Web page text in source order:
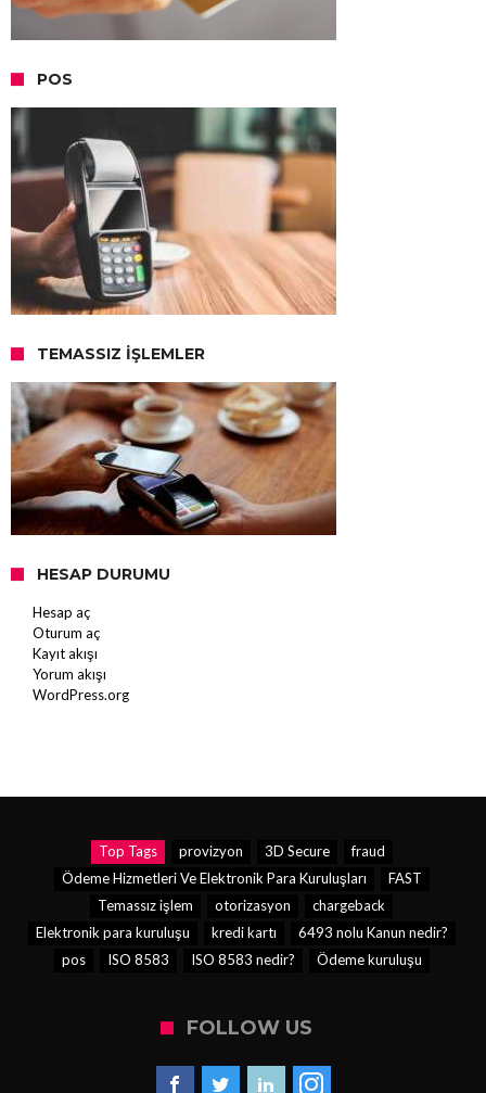
POS
TEMASSIZ İŞLEMLER
HESAP DURUMU
Hesap aç
Oturum aç
Kayıt akışı
Yorum akışı
WordPress.org
Top Tags provizyon 3D Secure
fraud
Ödeme Hizmetleri Ve Elektronik Para Kuruluşları
FAST
Temassız işlem
otorizasyon
chargeback
Elektronik para kuruluşu
kredi kartı
6493 nolu Kanun nedir?
pos
ISO 8583 ISO 8583 nedir? Ödeme kuruluşu
FOLLOW US